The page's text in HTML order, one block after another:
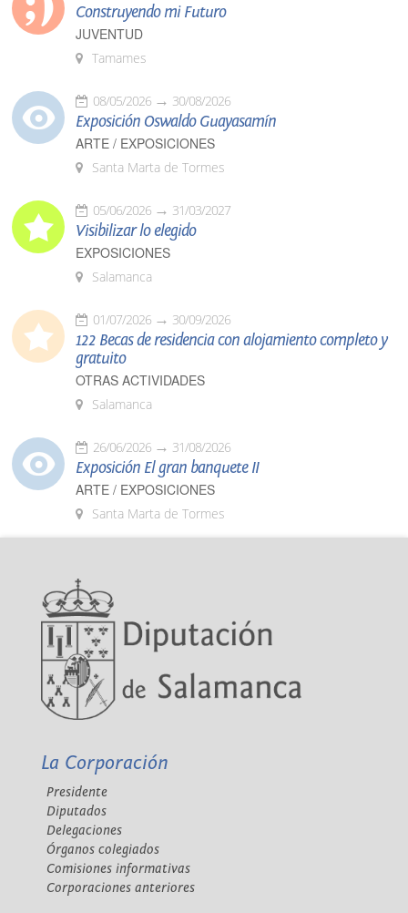
Construyendo mi Futuro
JUVENTUD
Tamames
08/05/2026 30/08/2026
Exposición Oswaldo Guayasamín
ARTE / EXPOSICIONES
Santa Marta de Tormes
05/06/2026 31/03/2027
Visibilizar lo elegido
EXPOSICIONES
Salamanca
01/07/2026 30/09/2026
122 Becas de residencia con alojamiento completo y
gratuito
OTRAS ACTIVIDADES
Salamanca
26/06/2026 31/08/2026
Exposición El gran banquete II
ARTE / EXPOSICIONES
Santa Marta de Tormes
La Corporación
Presidente
Diputados
Delegaciones
Órganos colegiados
Comisiones informativas
Corporaciones anteriores